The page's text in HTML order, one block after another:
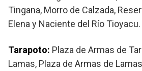
Tingana, Morro de Calzada,
Elena y Naciente del Río Tioyacu.
Tarapoto: Plaza de Armas de
Lamas, Plaza de Armas de